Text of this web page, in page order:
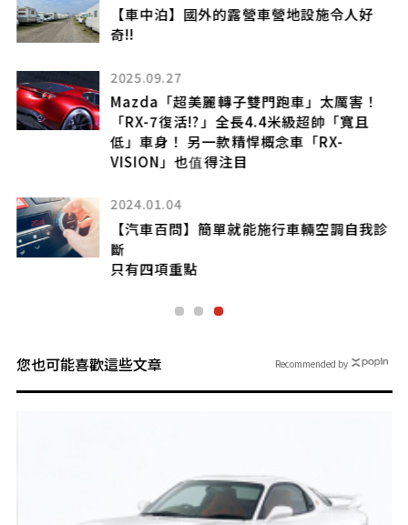
【車中泊】國外的露營車營地設施令人好
奇!!
2025.09.27
Mazda「超美麗轉子雙門跑車」太厲害！
「RX-7復活!?」全長4.4米級超帥「寬且
低」車身！ 另一款精悍概念車「RX-
VISION」也值得注目
2024.01.04
【汽車百問】簡單就能施行車輛空調自我診
斷
只有四項重點
您也可能喜歡這些文章 Recommended by